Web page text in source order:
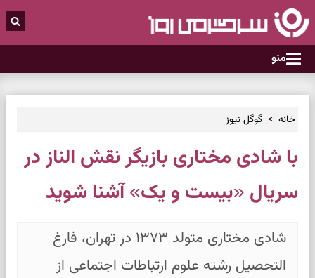
منو
خانه گوگل نیوز
با شادی مختاری بازیگر نقش الناز در
سریال «بیست و یک» آشنا شوید
شادی مختاری متولد ۱۳۷۳ در تهران، فارغ
التحصیل رشته علوم ارتباطات اجتماعی از